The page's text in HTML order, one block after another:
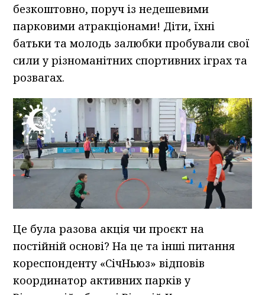
безкоштовно, поруч із недешевими
парковими атракціонами! Діти, їхні
батьки та молодь залюбки пробували свої
сили у різноманітних спортивних іграх та
розвагах.
Це була разова акція чи проєкт на
постійній основі? На це та інші питання
кореспонденту «СічНьюз» відповів
координатор активних парків у